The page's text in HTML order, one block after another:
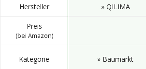
Hersteller » QILIMA
Preis
(bei Amazon)
Kategorie » Baumarkt